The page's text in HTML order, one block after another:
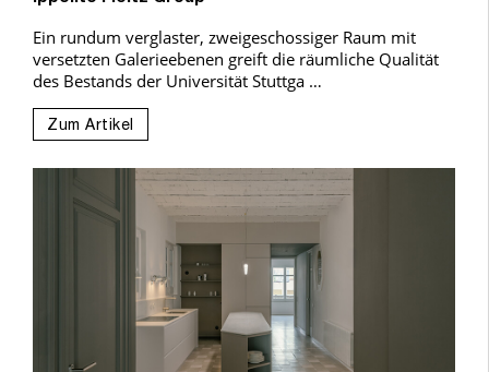
Ein rundum verglaster, zweigeschossiger Raum mit
versetzten Galerieebenen greift die räumliche Qualität
des Bestands der Universität Stuttga …
Zum Artikel